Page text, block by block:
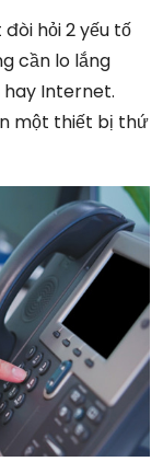
hỏi 2 yếu tố
cần lo lắng
Internet.
một thiết bị thứ